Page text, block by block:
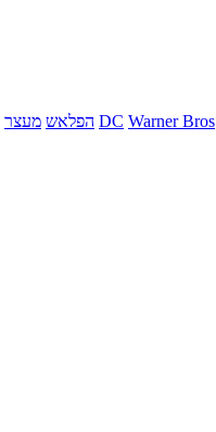
DC Warner Bros הפלאש מעצר